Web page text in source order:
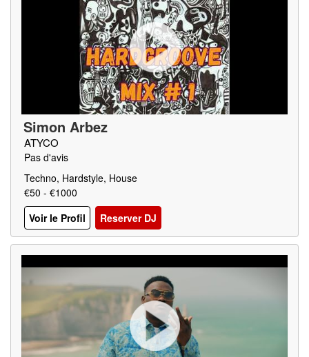
Simon Arbez
ATYCO
Pas d'avis
Techno, Hardstyle, House
€50 - €1000
Voir le Profil
Reserver DJ